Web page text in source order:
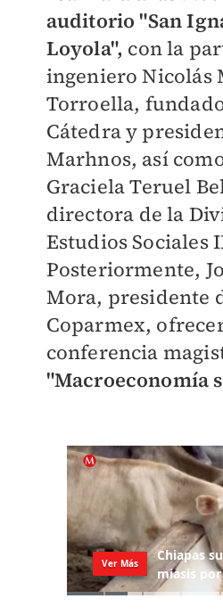
auditorio "San
Loyola", con la
ingeniero Nicolás
Torroella,
Cátedra y
Marhnos, así
Graciela Teruel
directora de la
Estudios Sociales
Posteriormente,
Mora, presidente
Coparmex,
conferencia
"Macroeconomía